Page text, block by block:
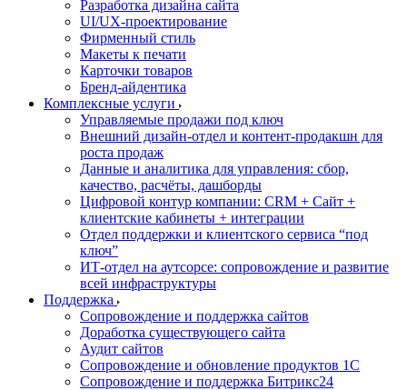
Разработка дизайна сайта
UI/UX-проектирование
Фирменный стиль
Макеты к печати
Карточки товаров
Бренд-айдентика
Комплексные услуги
Управляемые продажи под ключ
Внешний дизайн-отдел и контент-продакшн для
роста продаж
Данные и аналитика для управления: сбор,
качество, расчёты, дашборды
Цифровой контур компании: CRM + Сайт +
клиентские кабинеты + интеграции
Отдел поддержки и клиентского сервиса “под
ключ”
ИТ-отдел на аутсорсе: сопровождение и развитие
всей инфраструктуры
Поддержка
Сопровождение и поддержка сайтов
Доработка существующего сайта
Аудит сайтов
Сопровождение и обновление продуктов 1С
Сопровождение и поддержка Битрикс24